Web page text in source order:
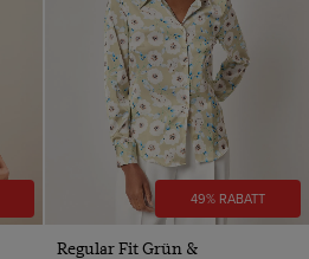
49% RABATT
Regular Fit Grün &